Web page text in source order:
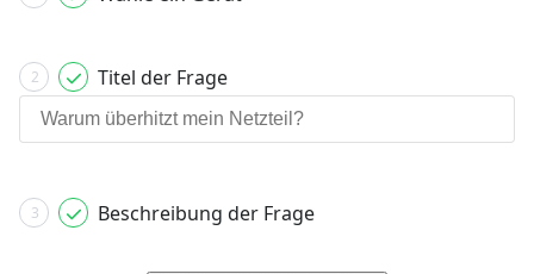
2 Titel der Frage
3 Beschreibung der Frage